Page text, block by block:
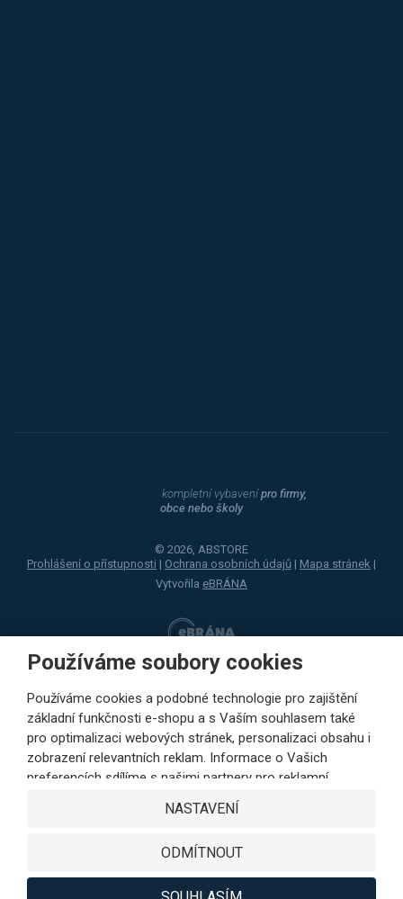
Používáme soubory cookies
Používáme cookies a podobné technologie pro zajištění
základní funkčnosti e-shopu a s Vaším souhlasem také
pro optimalizaci webových stránek, personalizaci obsahu i
zobrazení relevantních reklam. Informace o Vašich
preferencích sdílíme s našimi partnery pro reklamní,
sociální sítě i podrobné analýzy pouze s Vaším souhlasem.
Partneři mohou tyto údaje v rámci personalizace reklamy
využívání jejich služeb. Kliknutím na tlačítko SOUHLASÍM
vyjádříte Váš souhlas s ukládáním cookies k výkonovým,
NASTAVENÍ
ODMÍTNOUT
kompletní vybavenípro firmy,
obce nebo školy
© 2026, ABSTORE
Prohlášení o přístupnosti | Ochrana osobních údajů | Mapa stránek |
Vytvořila eBRÁNA